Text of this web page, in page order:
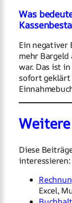
Was
Ein negativer
mehr Bargeld
war. Das ist
sofort geklärt
Diese
interessieren:
Excel,